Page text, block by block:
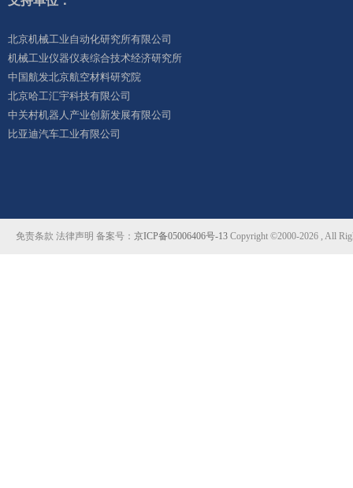
北京机械工业自动化研究所有限公司
机械工业仪器仪表综合技术经济研究所
中国航发北京航空材料研究院
北京哈工汇宇科技有限公司
中关村机器人产业创新发展有限公司
比亚迪汽车工业有限公司
免责条款 法律声明 备案号： 京ICP备05006406号-13 Copyright ©2000-2026 , All